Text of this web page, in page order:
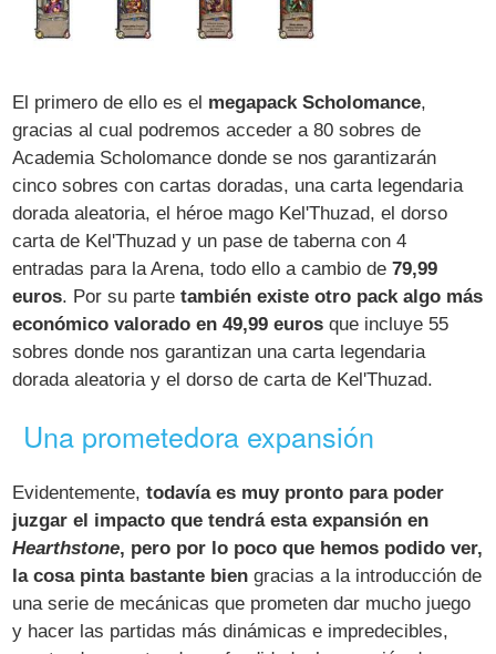
El primero de ello es el megapack Scholomance,
gracias al cual podremos acceder a 80 sobres de
Academia Scholomance donde se nos garantizarán
cinco sobres con cartas doradas, una carta legendaria
dorada aleatoria, el héroe mago Kel'Thuzad, el dorso
carta de Kel'Thuzad y un pase de taberna con 4
entradas para la Arena, todo ello a cambio de79,99
euros. Por su partetambién existe otro pack algo más
económico valorado en 49,99 euros que incluye 55
sobres donde nos garantizan una carta legendaria
dorada aleatoria y el dorso de carta de Kel'Thuzad.
Una prometedora expansión
Evidentemente,todavía es muy pronto para poder
juzgar el impacto que tendrá esta expansión en
Hearthstone, pero por lo poco que hemos podido ver,
la cosa pinta bastante bien gracias a la introducción de
una serie de mecánicas que prometen dar mucho juego
y hacer las partidas más dinámicas e impredecibles,